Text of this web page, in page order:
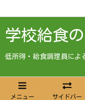
学校給食
低所得・給食調理員によ
メニュー サイドバー